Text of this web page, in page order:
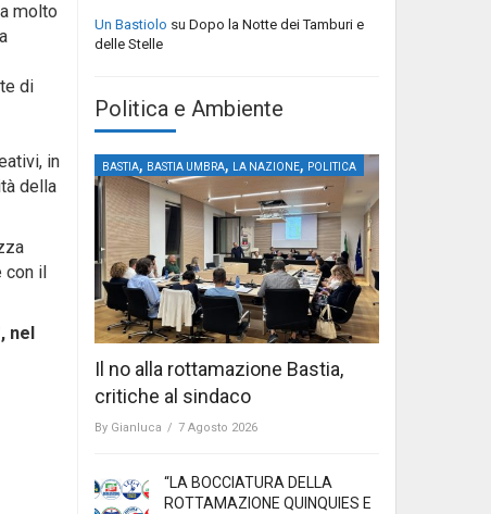
molto
di
in
della
con il
nel
Un Bastiolo su Dopo la Notte dei Tamburi e
delle Stelle
Politica e Ambiente
BASTIA, BASTIA UMBRA, LA NAZIONE, POLITICA
Il no alla rottamazione Bastia,
critiche al sindaco
By Gianluca / 7 Agosto 2026
“LA BOCCIATURA DELLA
ROTTAMAZIONE QUINQUIES E